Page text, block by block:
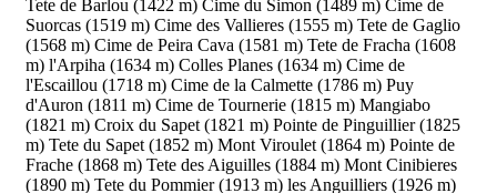
Tete de Barlou (1422 m) Cime du Simon (1489 m) Cime de
Suorcas (1519 m) Cime des Vallieres (1555 m) Tete de Gaglio
(1568 m) Cime de Peira Cava (1581 m) Tete de Fracha (1608
m) l'Arpiha (1634 m) Colles Planes (1634 m) Cime de
l'Escaillou (1718 m) Cime de la Calmette (1786 m) Puy
d'Auron (1811 m) Cime de Tournerie (1815 m) Mangiabo
(1821 m) Croix du Sapet (1821 m) Pointe de Pinguillier (1825
m) Tete du Sapet (1852 m) Mont Viroulet (1864 m) Pointe de
Frache (1868 m) Tete des Aiguilles (1884 m) Mont Cinibieres
(1890 m) Tete du Pommier (1913 m) les Anguilliers (1926 m)